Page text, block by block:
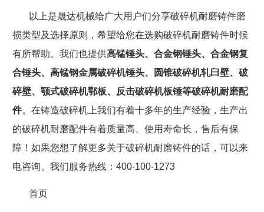
以上是晟达机械给广大用户们分享破碎机耐磨铸件磨
损类型及选择原则，希望给您在选购破碎机耐磨铸件时候
有所帮助。我们也提供高锰锤头、合金钢锤头、合金钢复
合锤头、高锰钢金属破碎机锤头、圆锥破碎机轧臼壁、破
碎壁、颚式破碎机鄂板、反击破碎机板锤等破碎机耐磨配
件。在铸造破碎机上我们有着十多年的生产经验，生产出
的破碎机耐磨配件有着质量高、使用寿命长，售后有保
障！如果您想了解更多关于破碎机耐磨铸件的话，可以来
电咨询。 我们服务热线： 400-100-1273
首页